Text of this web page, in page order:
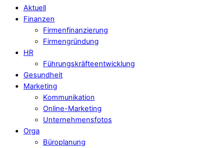
Aktuell
Finanzen
Firmenfinanzierung
Firmengründung
HR
Führungskräfteentwicklung
Gesundheit
Marketing
Kommunikation
Online-Marketing
Unternehmensfotos
Orga
Büroplanung